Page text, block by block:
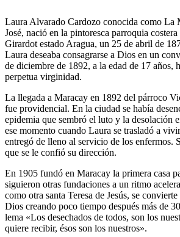
Laura Alvarado Cardozo conocida como La
José, nació en la pintoresca parroquia
Girardot estado Aragua, un 25 de abril de
Laura deseaba consagrarse a Dios en un
de diciembre de 1892, a la edad de 17 años,
perpetua virginidad.
La llegada a Maracay en 1892 del párroco
fue providencial. En la ciudad se había
epidemia que sembró el luto y la desolación
ese momento cuando Laura se trasladó a
entregó de lleno al servicio de los enfermos.
que se le confió su dirección.
En 1905 fundó en Maracay la primera casa
siguieron otras fundaciones a un ritmo
como otra santa Teresa de Jesús, se
Dios creando poco tiempo después más de
lema «Los desechados de todos, son los
quiere recibir, ésos son los nuestros».